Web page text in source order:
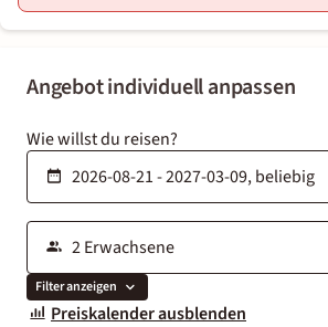
Angebot individuell anpassen
Wie willst du reisen?
Filter anzeigen
Preiskalender ausblenden